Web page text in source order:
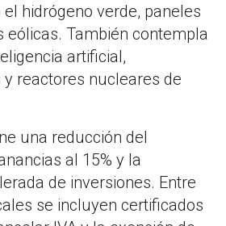
hidrógeno verde, paneles
eólicas. También contempla
artificial,
reactores nucleares de
una reducción del
al 15% y la
de inversiones. Entre
se incluyen certificados